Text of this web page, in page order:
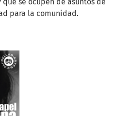
para la comunidad.